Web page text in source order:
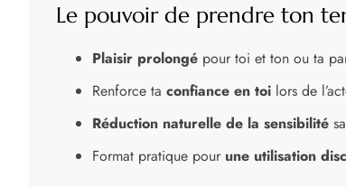
Le pouvoir de prendre ton
Plaisir prolongé pour toi et ton ou ta
Renforce ta confiance en toi lors de
Réduction naturelle de la sensibilité
Format pratique pour une utilisation